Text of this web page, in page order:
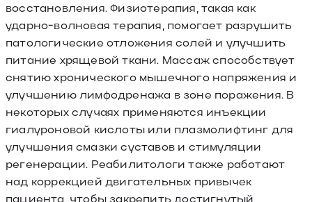
восстановления. Физиотерапия, такая как
ударно-волновая терапия, помогает разрушить
патологические отложения солей и улучшить
питание хрящевой ткани. Массаж способствует
снятию хронического мышечного напряжения и
улучшению лимфодренажа в зоне поражения. В
некоторых случаях применяются инъекции
гиалуроновой кислоты или плазмолифтинг для
улучшения смазки суставов и стимуляции
регенерации. Реабилитологи также работают
над коррекцией двигательных привычек
пациента, чтобы закрепить достигнутый